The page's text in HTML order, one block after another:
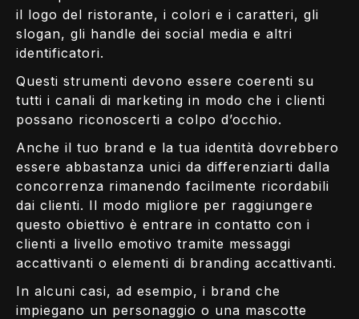
il logo del ristorante, i colori e i caratteri, gli
slogan, gli handle dei social media e altri
identificatori.
Questi strumenti devono essere coerenti su
tutti i canali di marketing in modo che i clienti
possano riconoscerti a colpo d’occhio.
Anche il tuo brand e la tua identità dovrebbero
essere abbastanza unici da differenziarti dalla
concorrenza rimanendo facilmente ricordabili
dai clienti. Il modo migliore per raggiungere
questo obiettivo è entrare in contatto con i
clienti a livello emotivo tramite messaggi
accattivanti o elementi di branding accattivanti.
In alcuni casi, ad esempio, i brand che
impiegano un personaggio o una mascotte